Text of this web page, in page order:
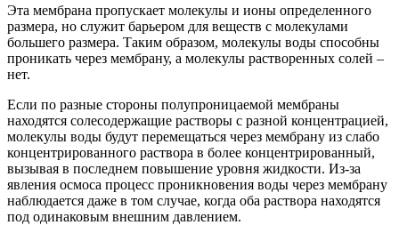
Эта мембрана пропускает молекулы и ионы определенного
размера, но служит барьером для веществ с молекулами
большего размера. Таким образом, молекулы воды способны
проникать через мембрану, а молекулы растворенных солей –
нет.
Если по разные стороны полупроницаемой мембраны
находятся солесодержащие растворы с разной концентрацией,
молекулы воды будут перемещаться через мембрану из слабо
концентрированного раствора в более концентрированный,
вызывая в последнем повышение уровня жидкости. Из-за
явления осмоса процесс проникновения воды через мембрану
наблюдается даже в том случае, когда оба раствора находятся
под одинаковым внешним давлением.